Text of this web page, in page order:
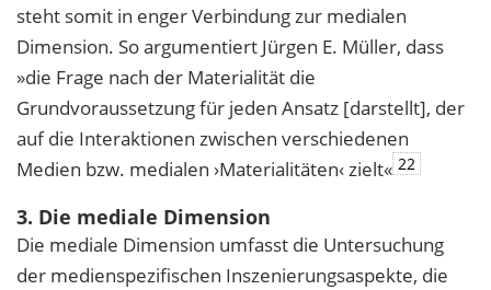
steht somit in enger Verbindung zur medialen
Dimension. So argumentiert Jürgen E. Müller, dass
»die Frage nach der Materialität die
Grundvoraussetzung für jeden Ansatz [darstellt], der
auf die Interaktionen zwischen verschiedenen
Medien bzw. medialen ›Materialitäten‹ zielt« 22
3. Die mediale Dimension
Die mediale Dimension umfasst die Untersuchung
der medienspezifischen Inszenierungsaspekte, die